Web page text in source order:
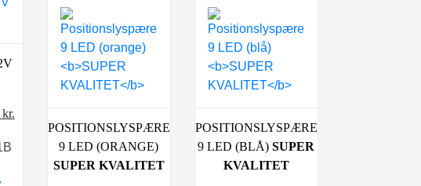
kr.
aktuellePOSITIONSLYSPÆRE
9 LED (ORANGE)
SUPER KVALITET
POSITIONSLYSPÆRE
9 LED (BLÅ) SUPER
KVALITET